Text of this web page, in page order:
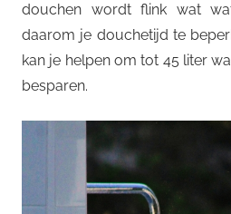
douchen wordt flink wat
daarom je douchetijd te
kan je helpen om tot 45 liter
besparen.